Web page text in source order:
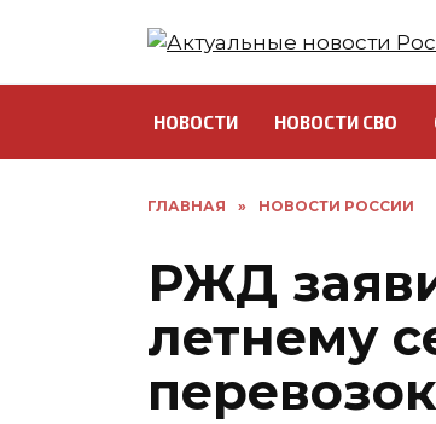
НОВОСТИ НОВОСТИ СВО
ГЛАВНАЯ » НОВОСТИ РОССИИ
РЖД
летнему
перевозок